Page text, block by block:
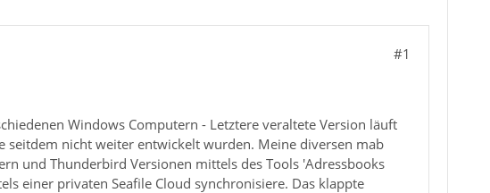
#1
Windows Computern - Letztere veraltete Version läuft
seitdem nicht weiter entwickelt wurden. Meine diversen mab
und Thunderbird Versionen mittels des Tools 'Adressbooks
einer privaten Seafile Cloud synchronisiere. Das klappte